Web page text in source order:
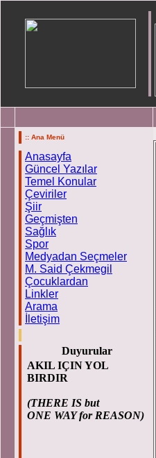
:: Ana Menü
Anasayfa
Güncel Yazılar
Temel Konular
Çeviriler
Şiir
Geçmişten
Sağlık
Spor
Medyadan Seçmeler
M. Said Çekmegil
Çocuklardan
Linkler
Arama
İletişim
Duyurular
AKIL IÇIN YOL
BIRDIR
(THERE IS but
ONE WAY for REASON)